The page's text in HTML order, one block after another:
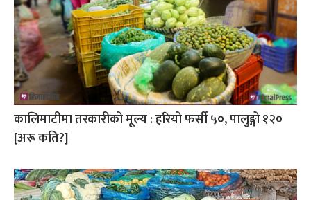
कालिमाटीमा तरकारीको मूल्य : हरियो फर्सी ५०, पालुङ्गो १२०
[अरू कति?]